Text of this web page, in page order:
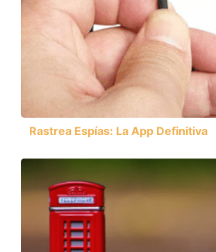
Rastrea Espías: La App Definitiva